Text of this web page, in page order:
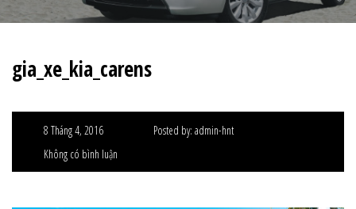
gia_xe_kia_carens
8 Tháng 4, 2016 Posted by: admin-hnt
Không có bình luận